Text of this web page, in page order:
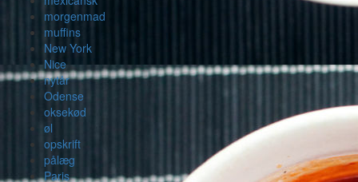
morgenmad
muffins
New York
Nice
nytår
Odense
oksekød
øl
opskrift
pålæg
Paris